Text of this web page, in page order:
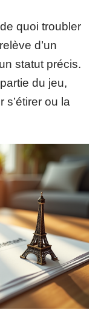
quoi troubler
d’un
statut précis.
du jeu,
ou la